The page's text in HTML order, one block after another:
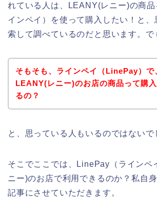
れている人は、LEANY(レニー)の商
インペイ）を使って購入したい！と、
索して調べているのだと思います。で
そもそも、ラインペイ（LinePay）で
LEANY(レニー)のお店の商品って購
るの？
と、思っている人もいるのではないで
そこでここでは、LinePay（ラインペ
ニー)のお店で利用できるのか？私自
記事にさせていただきます。